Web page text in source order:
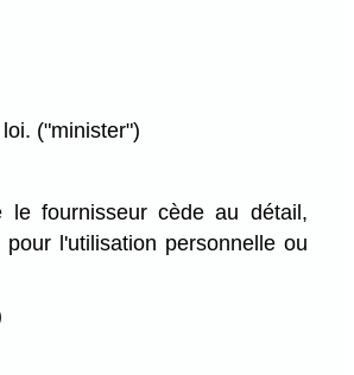
("minister")
fournisseur cède au détail,
l'utilisation personnelle ou